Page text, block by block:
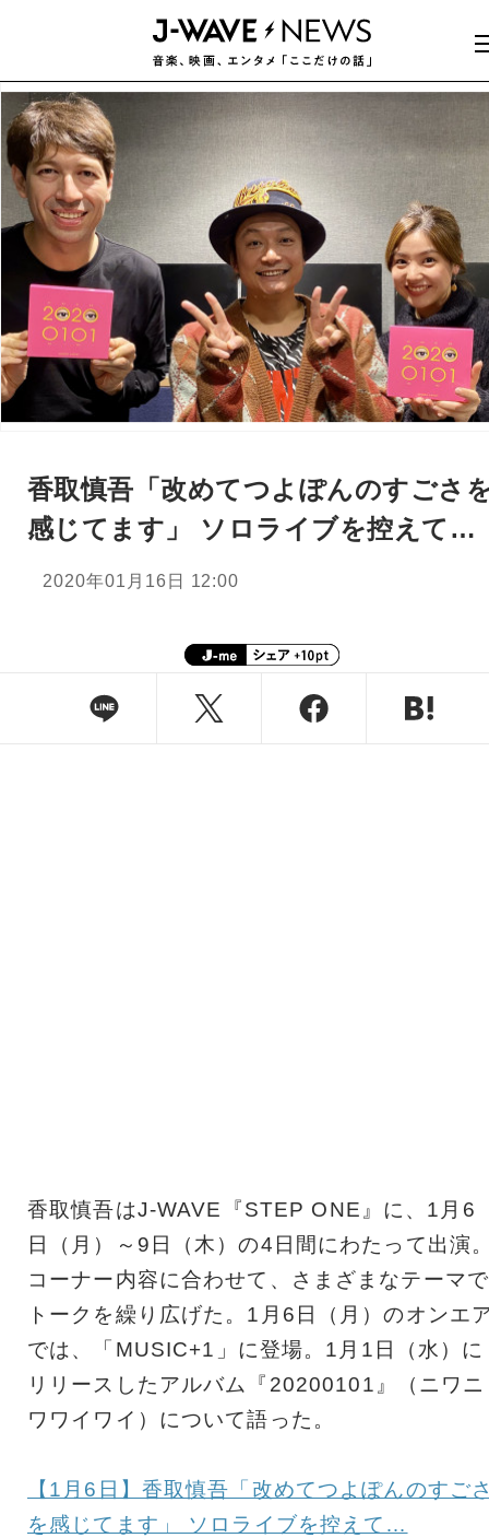
香取慎吾「改めてつよぽんのすごさ
感じてます」 ソロライブを控えて…
2020年01月16日 12:00
香取慎吾はJ-WAVE『STEP ONE』に、1月6
日（月）～9日（木）の4日間にわたって出演
コーナー内容に合わせて、さまざまなテーマで
トークを繰り広げた。1月6日（月）のオンエ
では、「MUSIC+1」に登場。1月1日（水）に
リリースしたアルバム『20200101』（ニワニ
ワワイワイ）について語った。
【1月6日】香取慎吾「改めてつよぽんのすご
を感じてます」 ソロライブを控えて…